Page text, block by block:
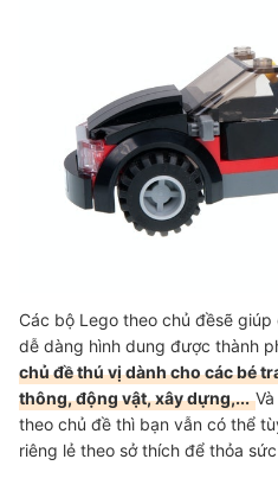
Các bộ Lego theo chủ đềsẽ
dễ dàng hình dung được thành
chủ đề thú vị dành cho các bé
thông, động vật, xây dựng,...
theo chủ đề thì bạn vẫn có thể
riêng lẻ theo sở thích để thỏa